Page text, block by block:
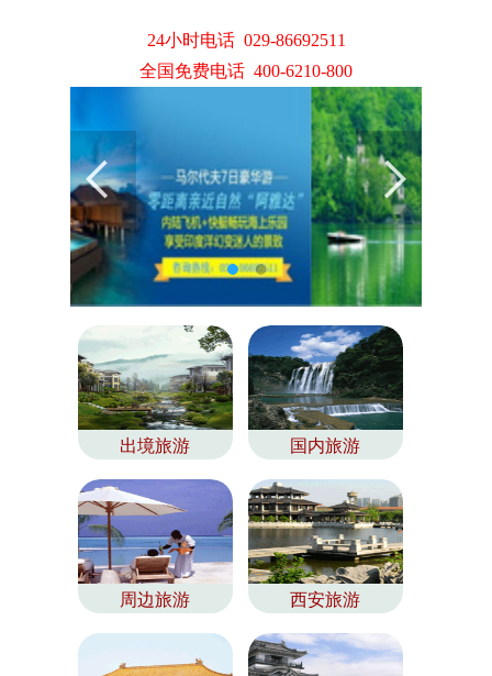
24小时电话 029-86692511
全国免费电话 400-6210-800
出境旅游 国内旅游
周边旅游 西安旅游